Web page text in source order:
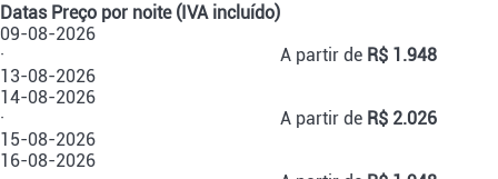
Datas Preço por noite (IVA incluído)
09-08-2026
·
13-08-2026
A partir de R$ 1.948
14-08-2026
·
15-08-2026
A partir de R$ 2.026
16-08-2026